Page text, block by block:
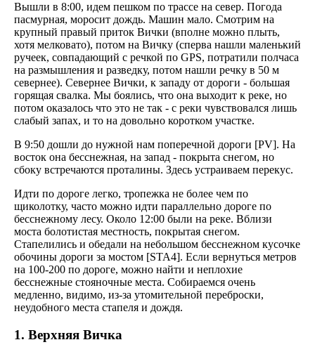
Вышли в 8:00, идем пешком по трассе на север. Погода
пасмурная, моросит дождь. Машин мало. Смотрим на
крупный правый приток Вички (вполне можно плыть,
хотя мелковато), потом на Вичку (сперва нашли маленький
ручеек, совпадающий с речкой по GPS, потратили полчаса
на размышления и разведку, потом нашли речку в 50 м
севернее). Севернее Вички, к западу от дороги - большая
горящая свалка. Мы боялись, что она выходит к реке, но
потом оказалось что это не так - с реки чувствовался лишь
слабый запах, и то на довольно коротком участке.
В 9:50 дошли до нужной нам поперечной дороги [PV]. На
восток она бесснежная, на запад - покрыта снегом, но
сбоку встречаются проталины. Здесь устраиваем перекус.
Идти по дороге легко, тропежка не более чем по
щиколотку, часто можно идти параллельно дороге по
бесснежному лесу. Около 12:00 были на реке. Вблизи
моста болотистая местность, покрытая снегом.
Стапелились и обедали на небольшом бесснежном кусочке
обочины дороги за мостом [STA4]. Если вернуться метров
на 100-200 по дороге, можно найти и неплохие
бесснежные стояночные места. Собираемся очень
медленно, видимо, из-за утомительной переброски,
неудобного места стапеля и дождя.
1. Верхняя Вичка